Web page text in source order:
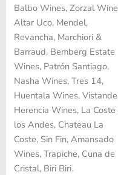
Balbo Wines, Zorzal
Altar Uco, Mendel,
Revancha, Marchiori &
Barraud, Bemberg Estate
Wines, Patrón Santiago,
Nasha Wines, Tres 14,
Huentala Wines,
Herencia Wines, La Coste
los Andes, Chateau La
Coste, Sin Fin, Amansado
Wines, Trapiche, Cuna de
Cristal, Biri Biri.